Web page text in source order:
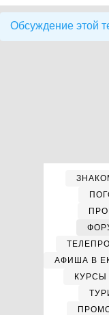
Обсуждение этой
АФИША В
КУРСЫ